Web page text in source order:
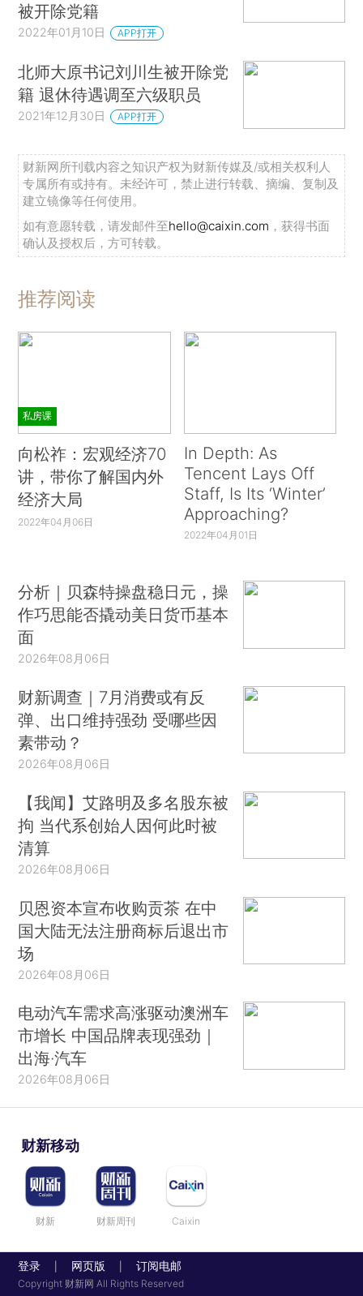
被开除党籍
2022年01月10日 APP打开
北师大原书记刘川生被开除党
籍 退休待遇调至六级职员
2021年12月30日 APP打开
财新网所刊载内容之知识产权为财新传媒及/或相关权利人
专属所有或持有。未经许可，禁止进行转载、摘编、复制及
建立镜像等任何使用。
如有意愿转载，请发邮件至hello@caixin.com ，获得书面
确认及授权后，方可转载。
推荐阅读
私房课
向松祚：宏观经济70
讲，带你了解国内外
经济大局
2022年04月06日
In Depth: As
Tencent Lays Off
Staff, Is Its ‘Winter’
Approaching?
2022年04月01日
分析｜贝森特操盘稳日元，操
作巧思能否撬动美日货币基本
面
2026年08月06日
财新调查｜7月消费或有反
弹、出口维持强劲 受哪些因
素带动？
2026年08月06日
【我闻】艾路明及多名股东被
拘 当代系创始人因何此时被
清算
2026年08月06日
贝恩资本宣布收购贡茶 在中
国大陆无法注册商标后退出市
场
2026年08月06日
电动汽车需求高涨驱动澳洲车
市增长 中国品牌表现强劲｜
出海·汽车
2026年08月06日
财新移动
财新 财新周刊 Caixin
登录 网页版 订阅电邮
Copyright 财新网 All Rights Reserved